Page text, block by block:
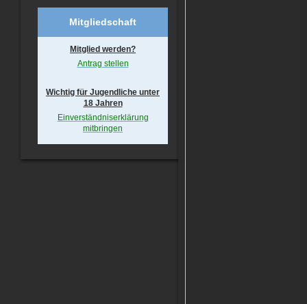
Mitgliedschaft
Mitglied werden?
Antrag stellen
Wichtig für Jugendliche unter
18 Jahren
Einverständniserklärung
mitbringen